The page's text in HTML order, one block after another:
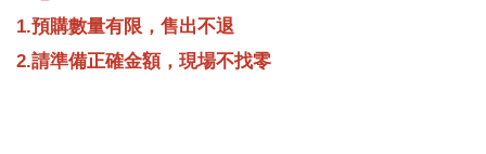
1.預購數量有限，售出不退
2.請準備正確金額，現場不找零